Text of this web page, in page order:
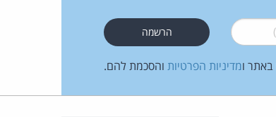
באתר ומדיניות הפרטיות והסכמת להם.